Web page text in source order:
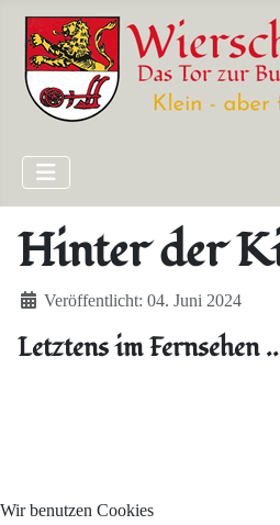
Hinter der
DetailsVeröffentlicht: 04. Juni 2024
Letztens im Fernsehen
Wir benutzen Cookies